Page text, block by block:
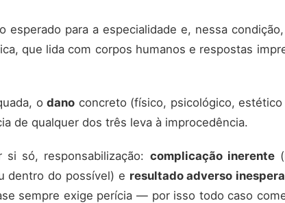
para a especialidade e, nessa
que lida com corpos humanos e respostas
odano concreto (físico, psicológico, estético
de qualquer dos três leva à improcedência.
só, responsabilização: complicação inerente
dentro do possível) e resultado adverso
sempre exige perícia — por isso todo caso